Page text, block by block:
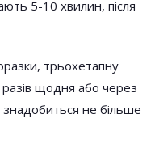
5-10 хвилин, після
трьохетапну
щодня або через
не більше